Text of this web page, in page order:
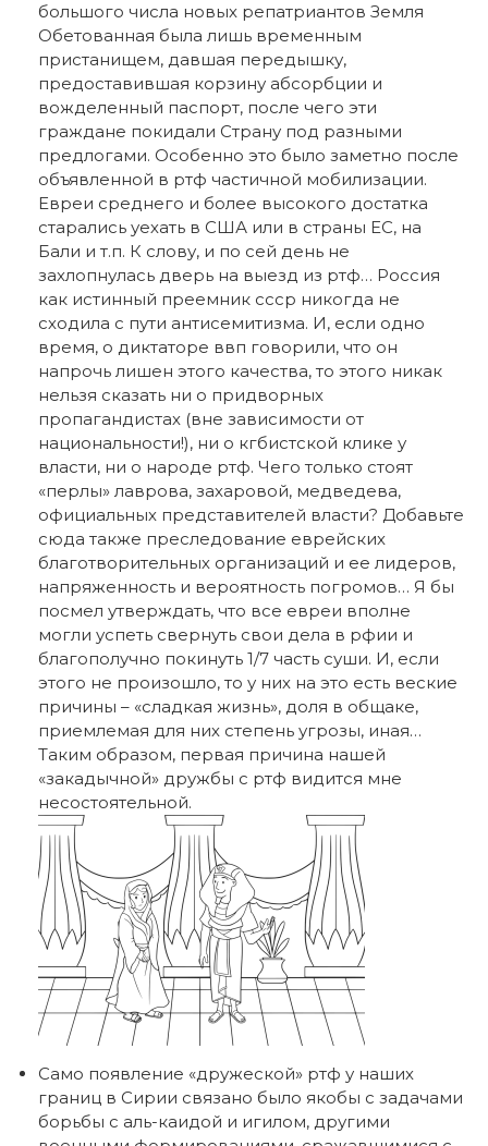
большого числа новых репатриантов Земля
Обетованная была лишь временным
пристанищем, давшая передышку,
предоставившая корзину абсорбции и
вожделенный паспорт, после чего эти
граждане покидали Страну под разными
предлогами. Особенно это было заметно после
объявленной в ртф частичной мобилизации.
Евреи среднего и более высокого достатка
старались уехать в США или в страны ЕС, на
Бали и т.п. К слову, и по сей день не
захлопнулась дверь на выезд из ртф… Россия
как истинный преемник ссср никогда не
сходила с пути антисемитизма. И, если одно
время, о диктаторе ввп говорили, что он
напрочь лишен этого качества, то этого никак
нельзя сказать ни о придворных
пропагандистах (вне зависимости от
национальности!), ни о кгбистской клике у
власти, ни о народе ртф. Чего только стоят
«перлы» лаврова, захаровой, медведева,
официальных представителей власти? Добавьте
сюда также преследование еврейских
благотворительных организаций и ее лидеров,
напряженность и вероятность погромов… Я бы
посмел утверждать, что все евреи вполне
могли успеть свернуть свои дела в рфии и
благополучно покинуть 1/7 часть суши. И, если
этого не произошло, то у них на это есть веские
причины – «сладкая жизнь», доля в общаке,
приемлемая для них степень угрозы, иная…
Таким образом, первая причина нашей
«закадычной» дружбы с ртф видится мне
несостоятельной.
Само появление «дружеской» ртф у наших
границ в Сирии связано было якобы с задачами
борьбы с аль-каидой и игилом, другими